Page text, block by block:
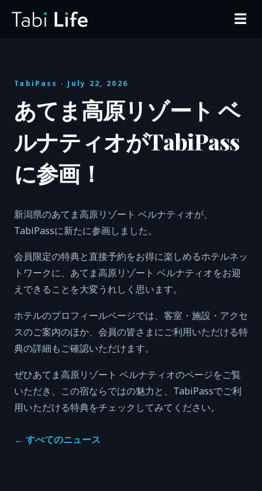
☰
TabiPass · July 22, 2026
あてま高原リゾート ベ
ルナティオがTabiPass
に参画！
新潟県のあてま高原リゾート ベルナティオが、
TabiPassに新たに参画しました。
会員限定の特典と直接予約をお得に楽しめるホテルネッ
トワークに、あてま高原リゾート ベルナティオをお迎
えできることを大変うれしく思います。
ホテルのプロフィールページでは、客室・施設・アクセ
スのご案内のほか、会員の皆さまにご利用いただける特
典の詳細もご確認いただけます。
ぜひあてま高原リゾート ベルナティオのページをご覧
いただき、この宿ならではの魅力と、TabiPassでご利
用いただける特典をチェックしてみてください。
← すべてのニュース